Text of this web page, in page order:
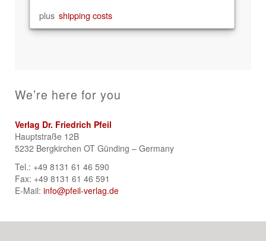
plus shipping costs
We’re here for you
Verlag Dr. Friedrich Pfeil
Hauptstraße 12B
5232 Bergkirchen OT Günding – Germany
Tel.: +49 8131 61 46 590
Fax: +49 8131 61 46 591
E-Mail: info@pfeil-verlag.de